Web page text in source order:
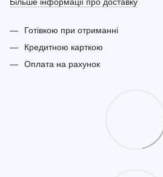
Готівкою при отриманні
Кредитною карткою
Оплата на рахунок